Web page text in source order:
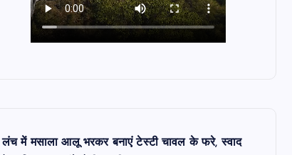
लंच में मसाला आलू भरकर बनाएं टेस्टी चावल के फरे, स्वाद